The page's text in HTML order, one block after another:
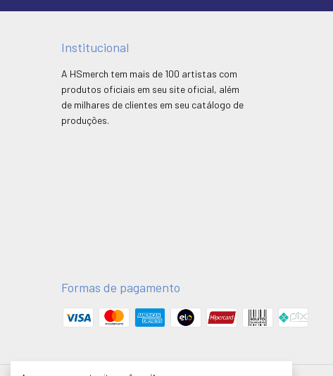
Institucional
A HSmerch tem mais de 100 artistas com
produtos oficiais em seu site oficial, além
de milhares de clientes em seu catálogo de
produções.
Formas de pagamento